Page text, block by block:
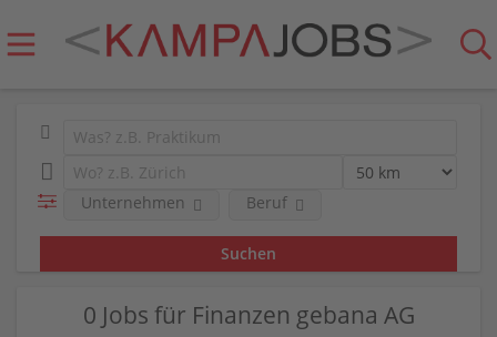
Unternehmen Beruf
0 Jobs für Finanzen gebana AG